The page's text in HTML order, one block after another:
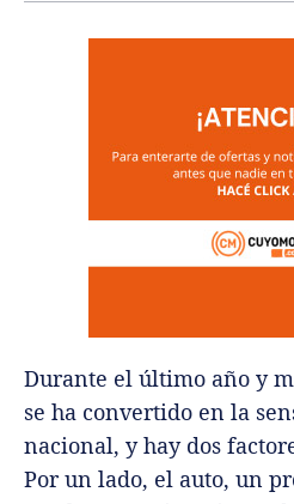
Durante el último año y
se ha convertido en la
nacional, y hay dos
Por un lado, el auto, un